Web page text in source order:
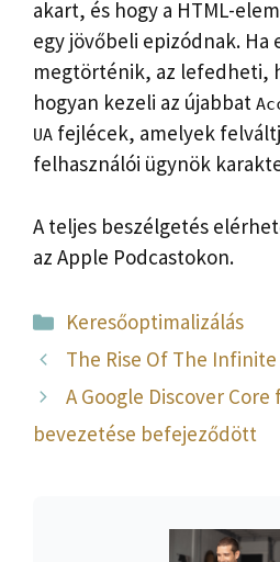
akart, és hogy a HTML-
egy jövőbeli epizódnak. Ha
megtörténik, az lefedheti,
hogyan kezeli az újabbat
UA fejlécek, amelyek
felhasználói ügynök
A teljes beszélgetés
az Apple Podcastokon.
Kategória
Keresőoptimalizálás
The Rise Of The Infinite
A Google Discover
bevezetése befejeződött